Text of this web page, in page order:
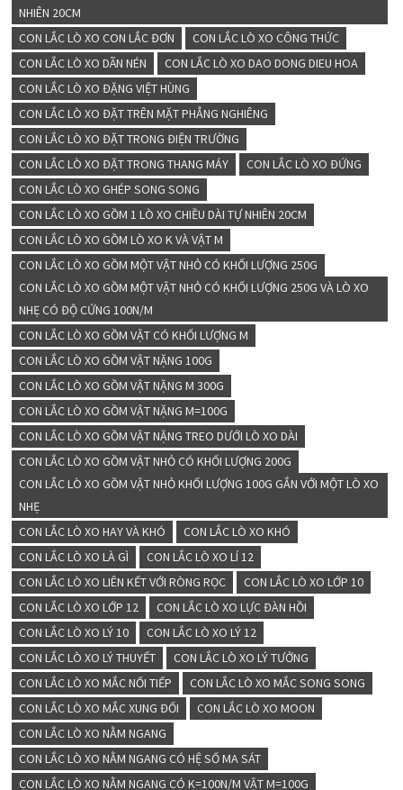
NHIÊN 20CM
CON LẮC LÒ XO CON LẮC ĐƠN
CON LẮC LÒ XO CÔNG THỨC
CON LẮC LÒ XO DÃN NÉN
CON LẮC LÒ XO DAO DONG DIEU HOA
CON LẮC LÒ XO ĐẶNG VIỆT HÙNG
CON LẮC LÒ XO ĐẶT TRÊN MẶT PHẲNG NGHIÊNG
CON LẮC LÒ XO ĐẶT TRONG ĐIỆN TRƯỜNG
CON LẮC LÒ XO ĐẶT TRONG THANG MÁY
CON LẮC LÒ XO ĐỨNG
CON LẮC LÒ XO GHÉP SONG SONG
CON LẮC LÒ XO GỒM 1 LÒ XO CHIỀU DÀI TỰ NHIÊN 20CM
CON LẮC LÒ XO GỒM LÒ XO K VÀ VẬT M
CON LẮC LÒ XO GỒM MỘT VẬT NHỎ CÓ KHỐI LƯỢNG 250G
CON LẮC LÒ XO GỒM MỘT VẬT NHỎ CÓ KHỐI LƯỢNG 250G VÀ LÒ XO
NHẸ CÓ ĐỘ CỨNG 100N/M
CON LẮC LÒ XO GỒM VẬT CÓ KHỐI LƯỢNG M
CON LẮC LÒ XO GỒM VẬT NẶNG 100G
CON LẮC LÒ XO GỒM VẬT NẶNG M 300G
CON LẮC LÒ XO GỒM VẬT NẶNG M=100G
CON LẮC LÒ XO GỒM VẬT NẶNG TREO DƯỚI LÒ XO DÀI
CON LẮC LÒ XO GỒM VẬT NHỎ CÓ KHỐI LƯỢNG 200G
CON LẮC LÒ XO GỒM VẬT NHỎ KHỐI LƯỢNG 100G GẮN VỚI MỘT LÒ XO
NHẸ
CON LẮC LÒ XO HAY VÀ KHÓ
CON LẮC LÒ XO KHÓ
CON LẮC LÒ XO LÀ GÌ
CON LẮC LÒ XO LÍ 12
CON LẮC LÒ XO LIÊN KẾT VỚI RÒNG RỌC
CON LẮC LÒ XO LỚP 10
CON LẮC LÒ XO LỚP 12
CON LẮC LÒ XO LỰC ĐÀN HỒI
CON LẮC LÒ XO LÝ 10
CON LẮC LÒ XO LÝ 12
CON LẮC LÒ XO LÝ THUYẾT
CON LẮC LÒ XO LÝ TƯỞNG
CON LẮC LÒ XO MẮC NỐI TIẾP
CON LẮC LÒ XO MẮC SONG SONG
CON LẮC LÒ XO MẮC XUNG ĐỐI
CON LẮC LÒ XO MOON
CON LẮC LÒ XO NẰM NGANG
CON LẮC LÒ XO NẰM NGANG CÓ HỆ SỐ MA SÁT
CON LẮC LÒ XO NẰM NGANG CÓ K=100N/M VẬT M=100G